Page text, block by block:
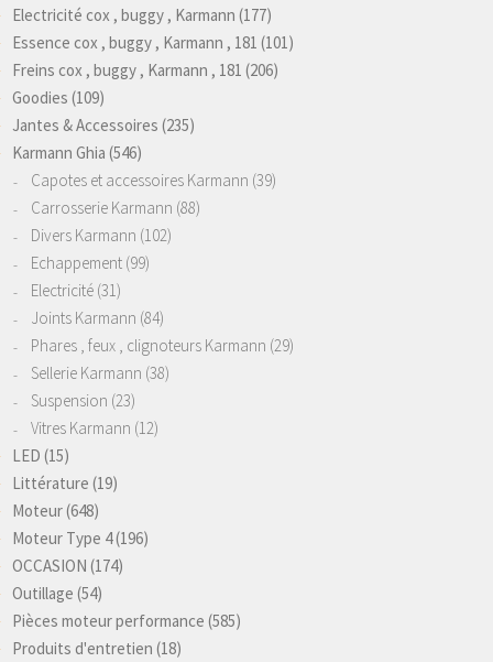
Electricité cox , buggy , Karmann (177)
Essence cox , buggy , Karmann , 181 (101)
Freins cox , buggy , Karmann , 181 (206)
Goodies (109)
Jantes & Accessoires (235)
Karmann Ghia (546)
Capotes et accessoires Karmann (39)
Carrosserie Karmann (88)
Divers Karmann (102)
Echappement (99)
Electricité (31)
Joints Karmann (84)
Phares , feux , clignoteurs Karmann (29)
Sellerie Karmann (38)
Suspension (23)
Vitres Karmann (12)
LED (15)
Littérature (19)
Moteur(648)
Moteur Type 4(196)
OCCASION (174)
Outillage (54)
Pièces moteur performance (585)
Produits d'entretien (18)